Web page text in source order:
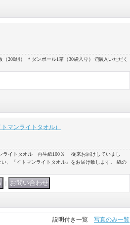
200組） ＊ダンボール1箱（30袋入り）で購入いただく
マンライトタオル）
ライトタオル 再生紙100％ 従来お届けしていまし
、『イトマンライトタオル』をお届け致します。 紙の
説明付き一覧 写真のみ一覧